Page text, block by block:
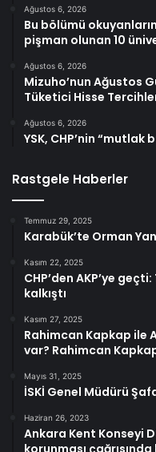
Ağustos 6, 2026
Bu bölümü
pişman olunan 10
Ağustos 6, 2026
Mizuho’nun Ağustos
Tüketici Hisse
Ağustos 6, 2026
YSK, CHP’nin
Rastgele Haberler
Temmuz 29, 2025
Karabük’te Orman
Kasım 22, 2025
CHP’den AKP’ye
kalkıştı
Kasım 27, 2025
Rahimcan Kapkap ile
var? Rahimcan
Mayıs 31, 2025
İSKİ Genel Müdürü
Haziran 26, 2023
Ankara Kent Konseyi
korunması